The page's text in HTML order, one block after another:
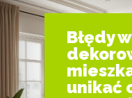
Błędy w
unikać